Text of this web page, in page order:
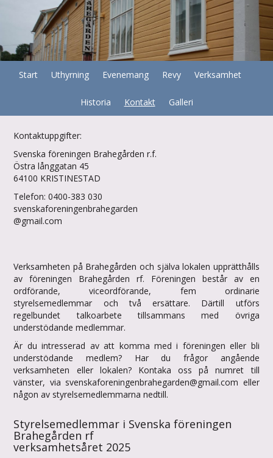
Start Uthyrning Evenemang Revy Verksamhet
Historia Kontakt Galleri
Kontaktuppgifter:
Svenska föreningen Brahegården r.f.
Östra långgatan 45
64100 KRISTINESTAD
Telefon: 0400-383 030
svenskaforeningenbrahegarden
@gmail.com
Verksamheten på Brahegården och själva lokalen upprätthålls
av föreningen Brahegården rf. Föreningen består av en
ordförande, viceordförande, fem ordinarie
styrelsemedlemmar och två ersättare. Därtill utförs
regelbundet talkoarbete tillsammans med övriga
understödande medlemmar.
Är du intresserad av att komma med i föreningen eller bli
understödande medlem? Har du frågor angående
verksamheten eller lokalen? Kontaka oss på numret till
vänster, via svenskaforeningenbrahegarden@gmail.com eller
någon av styrelsemedlemmarna nedtill.
Styrelsemedlemmar i Svenska föreningen
Brahegården rf
verksamhetsåret 2025